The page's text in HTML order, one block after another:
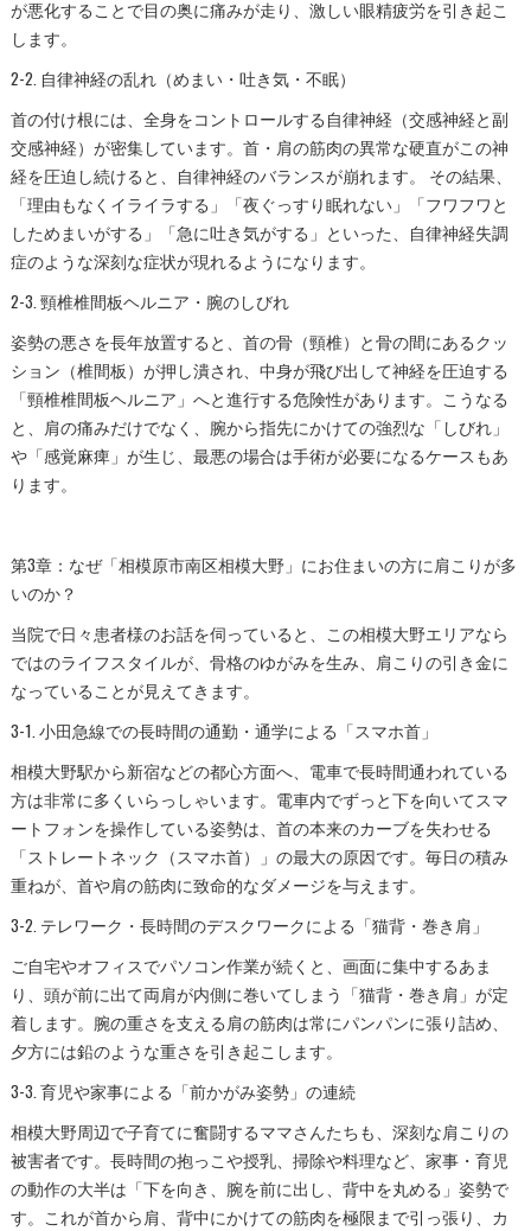
が悪化することで目の奥に痛みが走り、激しい眼精疲労を引き起こ
します。
2-2. 自律神経の乱れ（めまい・吐き気・不眠）
首の付け根には、全身をコントロールする自律神経（交感神経と副
交感神経）が密集しています。首・肩の筋肉の異常な硬直がこの神
経を圧迫し続けると、自律神経のバランスが崩れます。 その結果、
「理由もなくイライラする」「夜ぐっすり眠れない」「フワフワと
しためまいがする」「急に吐き気がする」といった、自律神経失調
症のような深刻な症状が現れるようになります。
2-3. 頸椎椎間板ヘルニア・腕のしびれ
姿勢の悪さを長年放置すると、首の骨（頸椎）と骨の間にあるクッ
ション（椎間板）が押し潰され、中身が飛び出して神経を圧迫する
「頸椎椎間板ヘルニア」へと進行する危険性があります。こうなる
と、肩の痛みだけでなく、腕から指先にかけての強烈な「しびれ」
や「感覚麻痺」が生じ、最悪の場合は手術が必要になるケースもあ
ります。
第3章：なぜ「相模原市南区相模大野」にお住まいの方に肩こりが多
いのか？
当院で日々患者様のお話を伺っていると、この相模大野エリアなら
ではのライフスタイルが、骨格のゆがみを生み、肩こりの引き金に
なっていることが見えてきます。
3-1. 小田急線での長時間の通勤・通学による「スマホ首」
相模大野駅から新宿などの都心方面へ、電車で長時間通われている
方は非常に多くいらっしゃいます。電車内でずっと下を向いてスマ
ートフォンを操作している姿勢は、首の本来のカーブを失わせる
「ストレートネック（スマホ首）」の最大の原因です。毎日の積み
重ねが、首や肩の筋肉に致命的なダメージを与えます。
3-2. テレワーク・長時間のデスクワークによる「猫背・巻き肩」
ご自宅やオフィスでパソコン作業が続くと、画面に集中するあま
り、頭が前に出て両肩が内側に巻いてしまう「猫背・巻き肩」が定
着します。腕の重さを支える肩の筋肉は常にパンパンに張り詰め、
夕方には鉛のような重さを引き起こします。
3-3. 育児や家事による「前かがみ姿勢」の連続
相模大野周辺で子育てに奮闘するママさんたちも、深刻な肩こりの
被害者です。長時間の抱っこや授乳、掃除や料理など、家事・育児
の動作の大半は「下を向き、腕を前に出し、背中を丸める」姿勢で
す。これが首から肩、背中にかけての筋肉を極限まで引っ張り、カ